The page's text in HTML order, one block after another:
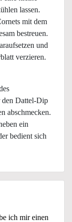
lassen.
mit dem
bestreuen.
und
verzieren.
den Dattel-Dip
abschmecken.
ein
bedient sich
ich mir einen